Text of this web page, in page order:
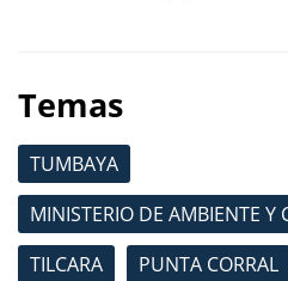
Temas
TUMBAYA
MINISTERIO DE AMBIENTE Y
TILCARA
PUNTA CORRAL